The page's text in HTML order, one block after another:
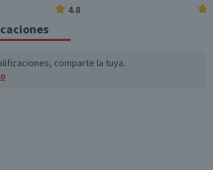
4.8
comparte la tuya.